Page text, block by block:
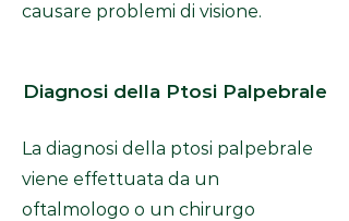
causare problemi di visione.
Diagnosi della Ptosi Palpebrale
La diagnosi della ptosi palpebrale
viene effettuata da un
oftalmologo o un chirurgo